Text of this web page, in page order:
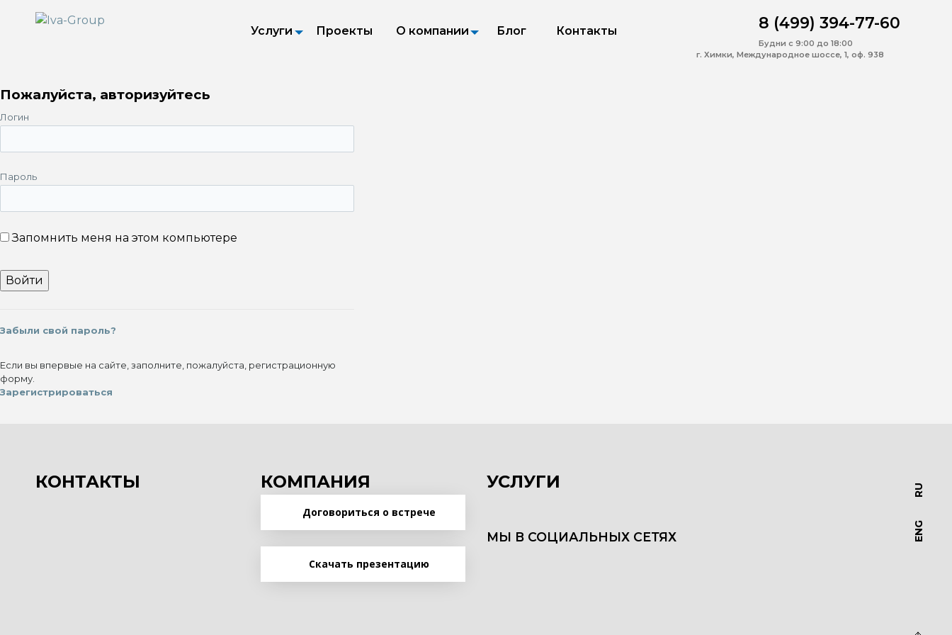
Услуги Проекты О компании Блог Контакты 8 (499) 394-77-60
Будни с 9:00 до 18:00
г. Химки, Международное шоссе, 1, оф. 938
Пожалуйста, авторизуйтесь
Логин
Пароль
Запомнить меня на этом компьютере
Забыли свой пароль?
Если вы впервые на сайте, заполните, пожалуйста, регистрационную
форму.
Зарегистрироваться
КОНТАКТЫ КОМПАНИЯ
Договориться о встрече
Скачать презентацию
УСЛУГИ
МЫ В СОЦИАЛЬНЫХ СЕТЯХ ENG
RU